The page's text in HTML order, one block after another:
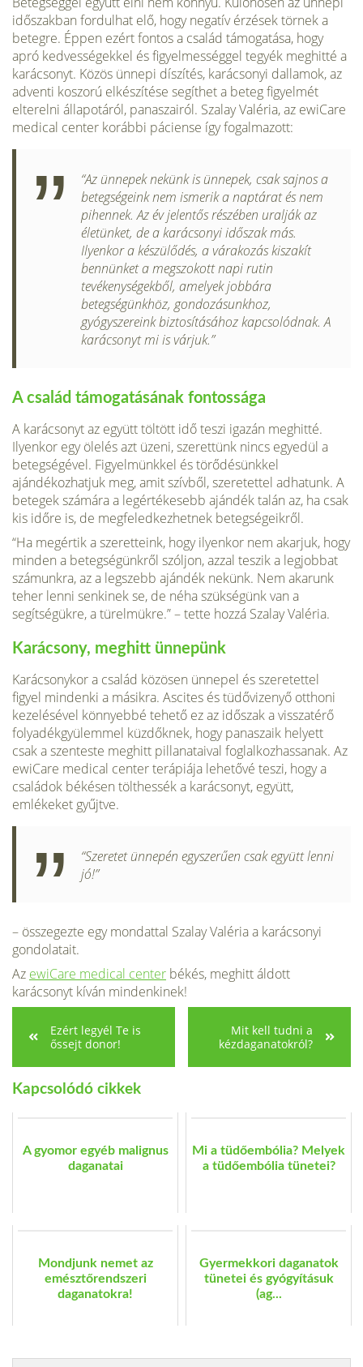
időszakban fordulhat elő, hogy negatív érzések törnek a
betegre. Éppen ezért fontos a család támogatása, hogy
apró kedvességekkel és figyelmességgel tegyék meghitté a
karácsonyt. Közös ünnepi díszítés, karácsonyi dallamok, az
adventi koszorú elkészítése segíthet a beteg figyelmét
elterelni állapotáról, panaszairól. Szalay Valéria, az ewiCare
medical center korábbi páciense így fogalmazott:
“Az ünnepek nekünk is ünnepek, csak sajnos a
betegségeink nem ismerik a naptárat és nem
pihennek. Az év jelentős részében uralják az
életünket, de a karácsonyi időszak más.
Ilyenkor a készülődés, a várakozás kiszakít
bennünket a megszokott napi rutin
tevékenységekből, amelyek jobbára
betegségünkhöz, gondozásunkhoz,
gyógyszereink biztosításához kapcsolódnak. A
karácsonyt mi is várjuk.”
A család támogatásának fontossága
A karácsonyt az együtt töltött idő teszi igazán meghitté.
Ilyenkor egy ölelés azt üzeni, szerettünk nincs egyedül a
betegségével. Figyelmünkkel és törődésünkkel
ajándékozhatjuk meg, amit szívből, szeretettel adhatunk. A
betegek számára a legértékesebb ajándék talán az, ha csak
kis időre is, de megfeledkezhetnek betegségeikről.
“Ha megértik a szeretteink, hogy ilyenkor nem akarjuk, hogy
minden a betegségünkről szóljon, azzal teszik a legjobbat
számunkra, az a legszebb ajándék nekünk. Nem akarunk
teher lenni senkinek se, de néha szükségünk van a
segítségükre, a türelmükre.” – tette hozzá Szalay Valéria.
Karácsony, meghitt ünnepünk
Karácsonykor a család közösen ünnepel és szeretettel
figyel mindenki a másikra. Ascites és tüdővizenyő otthoni
kezelésével könnyebbé tehető ez az időszak a visszatérő
folyadékgyülemmel küzdőknek, hogy panaszaik helyett
csak a szenteste meghitt pillanataival foglalkozhassanak. Az
ewiCare medical center terápiája lehetővé teszi, hogy a
családok békésen tölthessék a karácsonyt, együtt,
emlékeket gyűjtve.
“Szeretet ünnepén egyszerűen csak együtt lenni
jó!”
– összegezte egy mondattal Szalay Valéria a karácsonyi
gondolatait.
Az ewiCare medical center békés, meghitt áldott
karácsonyt kíván mindenkinek!
Ezért legyél Te is
őssejt donor!
Mit kell tudni a
kézdaganatokról?
Kapcsolódó cikkek
A gyomor egyéb malignus
daganatai
Mi a tüdőembólia? Melyek
a tüdőembólia tünetei?
Mondjunk nemet az
emésztőrendszeri
daganatokra!
Gyermekkori daganatok
tünetei és gyógyításuk
(ag...